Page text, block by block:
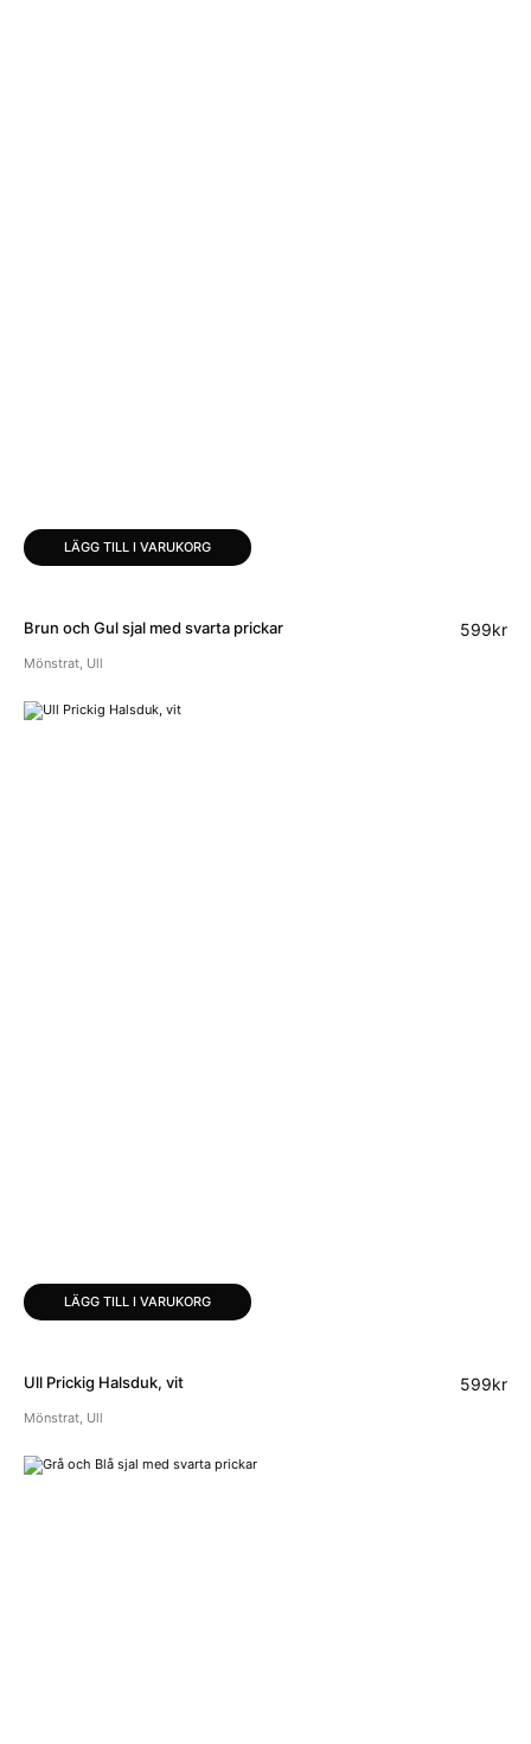
LÄGG TILL I VARUKORG
Brun och Gul sjal med svarta prickar 599kr
Mönstrat, Ull
LÄGG TILL I VARUKORG
Ull Prickig Halsduk, vit 599kr
Mönstrat, Ull